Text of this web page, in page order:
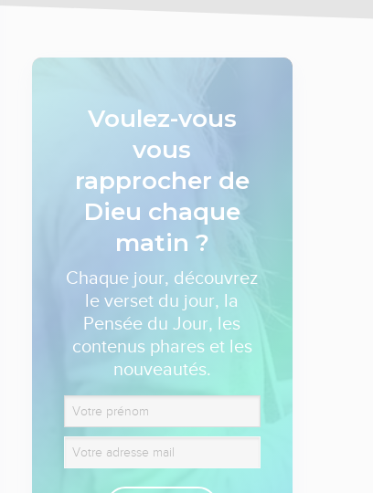
Voulez-vous
vous
rapprocher de
Dieu chaque
matin ?
Chaque jour, découvrez
le verset du jour, la
Pensée du Jour, les
contenus phares et les
nouveautés.